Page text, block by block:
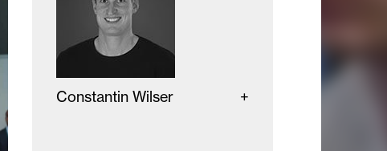
Constantin Wilser